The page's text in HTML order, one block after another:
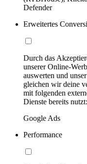
Defender
Erweitertes
Durch das
unserer Online-
auswerten und
gleichen wir deine
mit folgenden
Dienste bereits nutzt:
Google Ads
Performance